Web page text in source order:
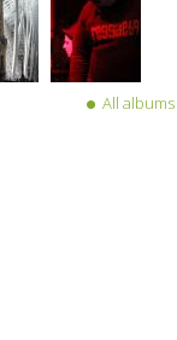
All albums